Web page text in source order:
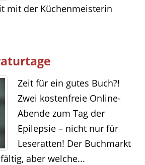
mit der Küchenmeisterin
Zeit für ein gutes Buch?!
Zwei kostenfreie Online-
Abende zum Tag der
Epilepsie – nicht nur für
Leseratten! Der Buchmarkt
aber welche...